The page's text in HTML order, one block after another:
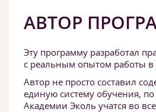
АВТОР
Эту программу разработал
с реальным опытом работы в
Автор не просто составил
единую систему обучения,
Академии Эколь учатся во